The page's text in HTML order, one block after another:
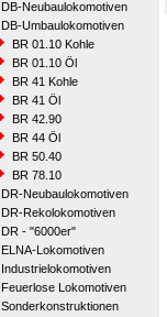
DB-Neubaulokomotiven
DB-Umbaulokomotiven
BR 01.10 Kohle
BR 01.10 Öl
BR 41 Kohle
BR 41 Öl
BR 42.90
BR 44 Öl
BR 50.40
BR 78.10
DR-Neubaulokomotiven
DR-Rekolokomotiven
DR - "6000er"
ELNA-Lokomotiven
Industrielokomotiven
Feuerlose Lokomotiven
Sonderkonstruktionen